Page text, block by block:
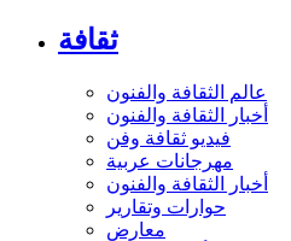
ثقافة
عالم الثقافة والفنون
أخبار الثقافة والفنون
فيديو ثقافة وفن
مهرجانات عربية
أخبار الثقافة والفنون
حوارات وتقارير
معارض